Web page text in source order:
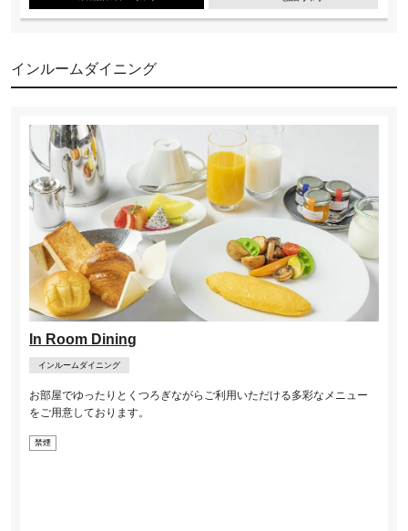
インルームダイニング
In Room Dining
インルームダイニング
お部屋でゆったりとくつろぎながらご利用いただける多彩なメニュー
をご用意しております。
禁煙